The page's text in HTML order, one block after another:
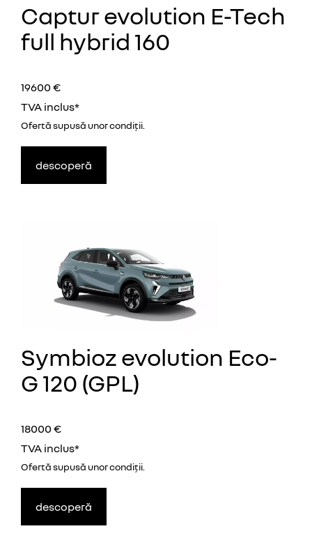
Captur evolution E-Tech
full hybrid 160
19600 €
TVA inclus*
Ofertă supusă unorcondiţii.
descoperă
Symbioz evolution Eco-
G 120 (GPL)
18000 €
TVA inclus*
Ofertă supusă unorcondiţii.
descoperă